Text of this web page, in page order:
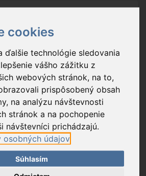
cookies
ďalšie technológie sledovania
vášho zážitku z
webových stránok, na to,
prispôsobený obsah
na analýzu návštevnosti
stránok a na pochopenie
návštevníci prichádzajú.
osobných údajov
Súhlasím